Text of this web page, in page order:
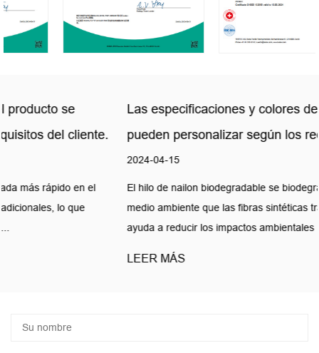
Las especificaciones y colores del producto se
pueden personalizar según los requisitos del cliente.
El hilo de nailon biodegradable se biodegrada más rápido en el
medio ambiente que las fibras sintéticas tradicionales, lo que
ayuda a reducir los impactos ambientales ...